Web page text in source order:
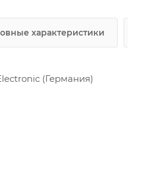
характеристики
(Германия)